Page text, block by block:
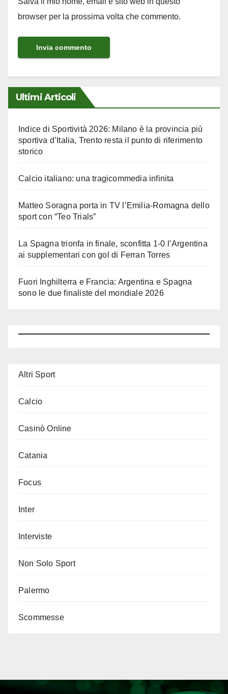
browser per la prossima volta che commento.
Ultimi Articoli
Indice di Sportività 2026: Milano è la provincia più
sportiva d’Italia, Trento resta il punto di riferimento
storico
Calcio italiano: una tragicommedia infinita
Matteo Soragna porta in TV l’Emilia-Romagna dello
sport con “Teo Trials”
La Spagna trionfa in finale, sconfitta 1-0 l’Argentina
ai supplementari con gol di Ferran Torres
Fuori Inghilterra e Francia: Argentina e Spagna
sono le due finaliste del mondiale 2026
Altri Sport
Calcio
Casinò Online
Catania
Focus
Inter
Interviste
Non Solo Sport
Palermo
Scommesse